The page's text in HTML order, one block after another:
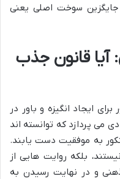
جایگزین سوخت اصلی یعنی
آیا قانون جذب
ایجاد انگیزه و باور در
می پردازد که توانسته اند
به موفقیت دست یابند.
بلکه روایت هایی از
و در نهایت رسیدن به